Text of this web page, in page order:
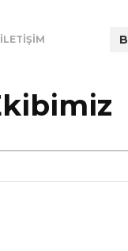
İLETIŞIM